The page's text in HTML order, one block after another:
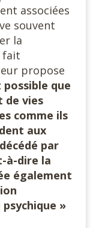
associées
souvent
la
fait
propose
possible que
de vies
comme ils
aux
par
à-dire la
également
»